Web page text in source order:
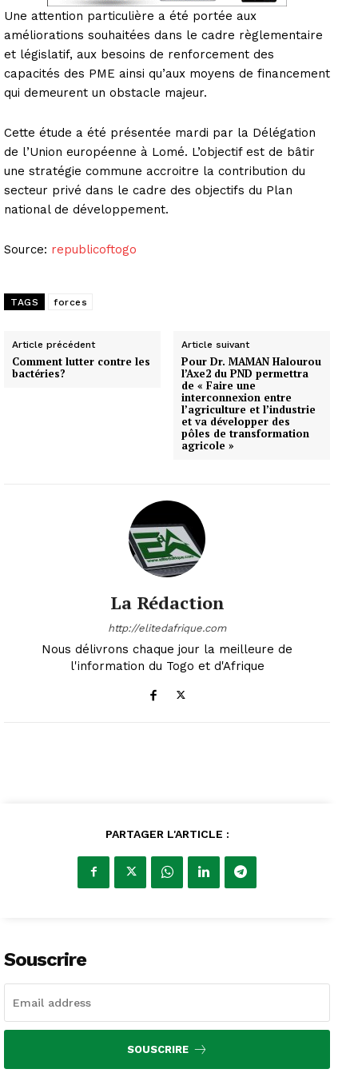
Une attention particulière a été portée aux
améliorations souhaitées dans le cadre règlementaire
et législatif, aux besoins de renforcement des
capacités des PME ainsi qu’aux moyens de financement
qui demeurent un obstacle majeur.
Cette étude a été présentée mardi par la Délégation
de l’Union européenne à Lomé. L’objectif est de bâtir
une stratégie commune accroitre la contribution du
secteur privé dans le cadre des objectifs du Plan
national de développement.
Source: republicoftogo
TAGS forces
Article précédent
Comment lutter contre les
bactéries?
Article suivant
Pour Dr. MAMAN Halourou
l’Axe2 du PND permettra
de « Faire une
interconnexion entre
l’agriculture et l’industrie
et va développer des
pôles de transformation
agricole »
La Rédaction
http://elitedafrique.com
Nous délivrons chaque jour la meilleure de
l'information du Togo et d'Afrique
PARTAGER L'ARTICLE :
Souscrire
SOUSCRIRE